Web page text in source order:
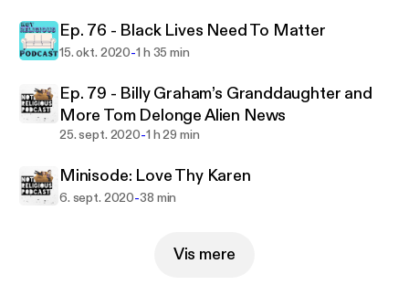
Ep. 76 - Black Lives Need To Matter
15. okt. 2020-1 h 35 min
Ep. 79 - Billy Graham’s Granddaughter and
More Tom Delonge Alien News
25. sept. 2020-1 h 29 min
Minisode: Love Thy Karen
6. sept. 2020-38 min
Vis mere